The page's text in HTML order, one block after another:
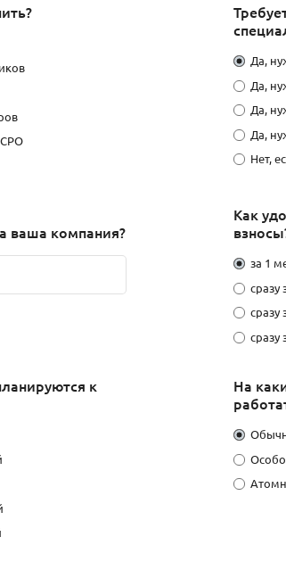
СРО
Да,
Да,
Да,
Да,
Нет,
ваша компания?
Как
за 1
сразу
сразу
сразу
к
На